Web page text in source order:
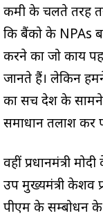
कमी के चलते तरह
कि बैंको के NPAs
करने का जो कार्य
जानते हैं। लेकिन
का सच देश के सामने
समाधान तलाश कर
वहीं प्रधानमंत्री
उप मुख्यमंत्री केशव
पीएम के सम्बोधन